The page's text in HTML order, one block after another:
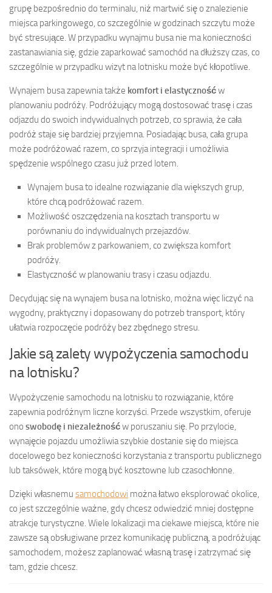
grupę bezpośrednio do terminalu, niż martwić się o znalezienie
miejsca parkingowego, co szczególnie w godzinach szczytu może
być stresujące. W przypadku wynajmu busa nie ma konieczności
zastanawiania się, gdzie zaparkować samochód na dłuższy czas, co
szczególnie w przypadku wizyt na lotnisku może być kłopotliwe.
Wynajem busa zapewnia także komfort i elastycznośćw
planowaniu podróży. Podróżujący mogą dostosować trasę i czas
odjazdu do swoich indywidualnych potrzeb, co sprawia, że cała
podróż staje się bardziej przyjemna. Posiadając busa, cała grupa
może podróżować razem, co sprzyja integracji i umożliwia
spędzenie wspólnego czasu już przed lotem.
Wynajem busa to idealne rozwiązanie dla większych grup,
które chcą podróżować razem.
Możliwość oszczędzenia na kosztach transportu w
porównaniu do indywidualnych przejazdów.
Brak problemów z parkowaniem, co zwiększa komfort
podróży.
Elastyczność w planowaniu trasy i czasu odjazdu.
Decydując się na wynajem busa na lotnisko, można więc liczyć na
wygodny, praktyczny i dopasowany do potrzeb transport, który
ułatwia rozpoczęcie podróży bez zbędnego stresu.
Jakie są zalety wypożyczenia samochodu
na lotnisku?
Wypożyczenie samochodu na lotnisku to rozwiązanie, które
zapewnia podróżnym liczne korzyści. Przede wszystkim, oferuje
ono swobodę i niezależnośćw poruszaniu się. Po przylocie,
wynajęcie pojazdu umożliwia szybkie dostanie się do miejsca
docelowego bez konieczności korzystania z transportu publicznego
lub taksówek, które mogą być kosztowne lub czasochłonne.
Dzięki własnemu samochodowi można łatwo eksplorować okolice,
co jest szczególnie ważne, gdy chcesz odwiedzić mniej dostępne
atrakcje turystyczne. Wiele lokalizacji ma ciekawe miejsca, które nie
zawsze są obsługiwane przez komunikację publiczną, a podróżując
samochodem, możesz zaplanować własną trasę i zatrzymać się
tam, gdzie chcesz.